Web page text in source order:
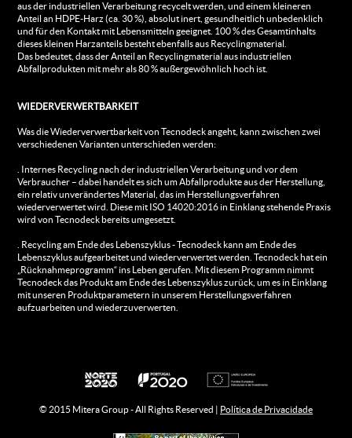
aus der industriellen Verarbeitung recycelt werden, und einem kleineren
Anteil an HDPE-Harz (ca. 30 %), absolut inert, gesundheitlich unbedenklich
und für den Kontakt mit Lebensmitteln geeignet. 100 % des Gesamtinhalts
dieses kleinen Harzanteils besteht ebenfalls aus Recyclingmaterial.
Das bedeutet, dass der Anteil an Recyclingmaterial aus industriellen
Abfallprodukten mit mehr als 80 % außergewöhnlich hoch ist.
WIEDERVERWERTBARKEIT
Was die Wiederverwertbarkeit von Tecnodeck angeht, kann zwischen zwei
verschiedenen Varianten unterschieden werden:
. Internes Recycling nach der industriellen Verarbeitung und vor dem
Verbraucher – dabei handelt es sich um Abfallprodukte aus der Herstellung,
ein relativ unverändertes Material, das im Herstellungsverfahren
wiederverwertet wird. Diese mit ISO 14020:2016 in Einklang stehende Praxis
wird von Tecnodeck bereits umgesetzt.
. Recycling am Ende des Lebenszyklus - Tecnodeck kann am Ende des
Lebenszyklus aufgearbeitet und wiederverwertet werden. Tecnodeck hat ein
„Rücknahmeprogramm“ ins Leben gerufen. Mit diesem Programm nimmt
Tecnodeck das Produkt am Ende des Lebenszyklus zurück, um es in Einklang
mit unseren Produktparametern in unserem Herstellungsverfahren
aufzuarbeiten und wiederzuverwerten.
© 2015 Mitera Group - All Rights Reserved | Política de Privacidade